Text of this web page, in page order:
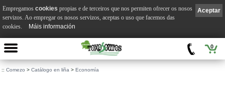
0
:: Comezo > Catálogo en liña > Economía
Aceptar
Empregamos cookies propias e de terceiros que nos permiten ofrecer os nosos
servizos. Ao empregar os nosos servizos, aceptas o uso que facemos das
cookies.
Máis información